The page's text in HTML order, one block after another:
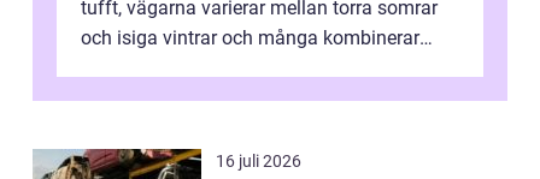
tufft, vägarna varierar mellan torra somrar
och isiga vintrar och många kombinerar
16 juli 2026